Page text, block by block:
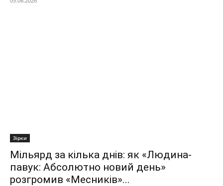
Зірки
Мільярд за кілька днів: як «Людина-
павук: Абсолютно новий день»
розгромив «Месників»...